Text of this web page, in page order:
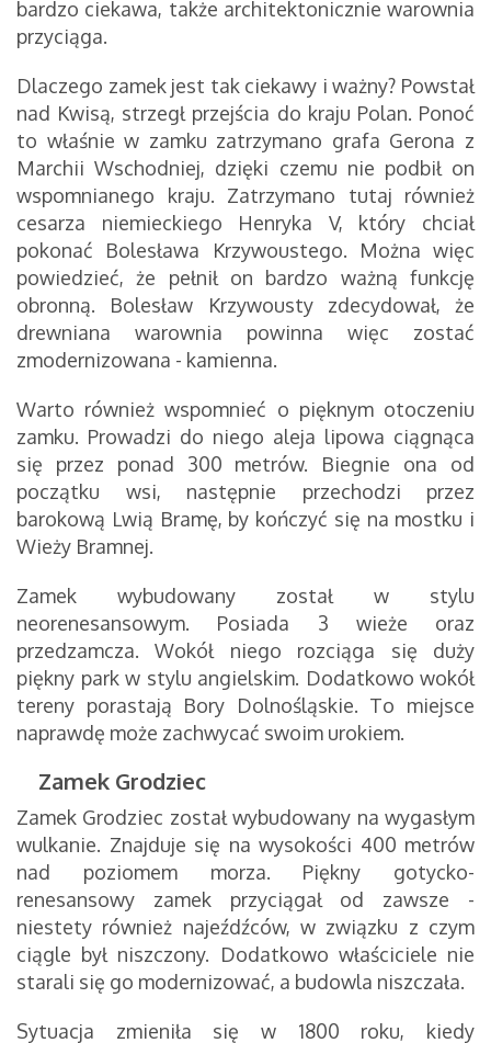
bardzo ciekawa, także architektonicznie warownia
przyciąga.
Dlaczego zamek jest tak ciekawy i ważny? Powstał
nad Kwisą, strzegł przejścia do kraju Polan. Ponoć
to właśnie w zamku zatrzymano grafa Gerona z
Marchii Wschodniej, dzięki czemu nie podbił on
wspomnianego kraju. Zatrzymano tutaj również
cesarza niemieckiego Henryka V, który chciał
pokonać Bolesława Krzywoustego. Można więc
powiedzieć, że pełnił on bardzo ważną funkcję
obronną. Bolesław Krzywousty zdecydował, że
drewniana warownia powinna więc zostać
zmodernizowana - kamienna.
Warto również wspomnieć o pięknym otoczeniu
zamku. Prowadzi do niego aleja lipowa ciągnąca
się przez ponad 300 metrów. Biegnie ona od
początku wsi, następnie przechodzi przez
barokową Lwią Bramę, by kończyć się na mostku i
Wieży Bramnej.
Zamek wybudowany został w stylu
neorenesansowym. Posiada 3 wieże oraz
przedzamcza. Wokół niego rozciąga się duży
piękny park w stylu angielskim. Dodatkowo wokół
tereny porastają Bory Dolnośląskie. To miejsce
naprawdę może zachwycać swoim urokiem.
Zamek Grodziec
Zamek Grodziec został wybudowany na wygasłym
wulkanie. Znajduje się na wysokości 400 metrów
nad poziomem morza. Piękny gotycko-
renesansowy zamek przyciągał od zawsze -
niestety również najeźdźców, w związku z czym
ciągle był niszczony. Dodatkowo właściciele nie
starali się go modernizować, a budowla niszczała.
Sytuacja zmieniła się w 1800 roku, kiedy